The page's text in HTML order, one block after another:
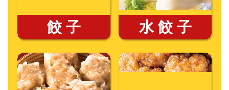
餃 子 水 餃 子